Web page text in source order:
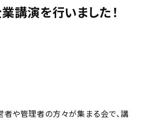
業講演を行いました！
や管理者の方々が集まる会で、講